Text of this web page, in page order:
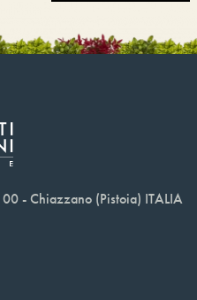
- Chiazzano (Pistoia) ITALIA